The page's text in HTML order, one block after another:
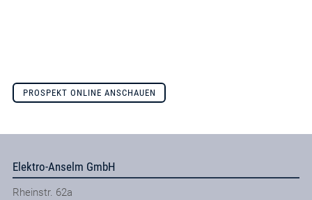
PROSPEKT ONLINE ANSCHAUEN
Elektro-Anselm GmbH
Rheinstr. 62a